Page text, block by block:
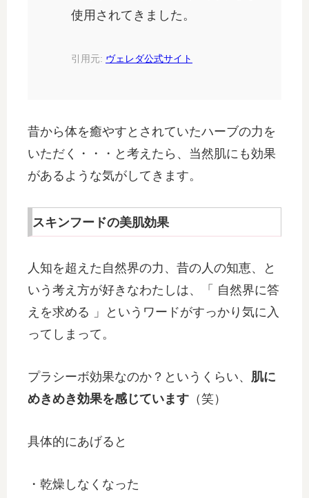
使用されてきました。
引用元: ヴェレダ公式サイト
昔から体を癒やすとされていたハーブの力を
いただく・・・と考えたら、当然肌にも効果
があるような気がしてきます。
スキンフードの美肌効果
人知を超えた自然界の力、昔の人の知恵、と
いう考え方が好きなわたしは、「 自然界に答
えを求める 」というワードがすっかり気に入
ってしまって。
プラシーボ効果なのか？というくらい、 肌に
めきめき効果を感じています （笑）
具体的にあげると
・乾燥しなくなった